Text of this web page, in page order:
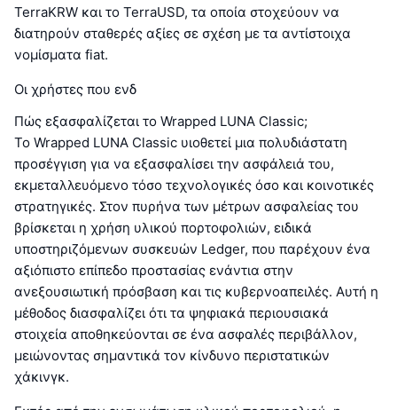
TerraKRW και το TerraUSD, τα οποία στοχεύουν να
διατηρούν σταθερές αξίες σε σχέση με τα αντίστοιχα
νομίσματα fiat.
Οι χρήστες που ενδ
Πώς εξασφαλίζεται το Wrapped LUNA Classic;
Το Wrapped LUNA Classic υιοθετεί μια πολυδιάστατη
προσέγγιση για να εξασφαλίσει την ασφάλειά του,
εκμεταλλευόμενο τόσο τεχνολογικές όσο και κοινοτικές
στρατηγικές. Στον πυρήνα των μέτρων ασφαλείας του
βρίσκεται η χρήση υλικού πορτοφολιών, ειδικά
υποστηριζόμενων συσκευών Ledger, που παρέχουν ένα
αξιόπιστο επίπεδο προστασίας ενάντια στην
ανεξουσιωτική πρόσβαση και τις κυβερνοαπειλές. Αυτή η
μέθοδος διασφαλίζει ότι τα ψηφιακά περιουσιακά
στοιχεία αποθηκεύονται σε ένα ασφαλές περιβάλλον,
μειώνοντας σημαντικά τον κίνδυνο περιστατικών
χάκινγκ.